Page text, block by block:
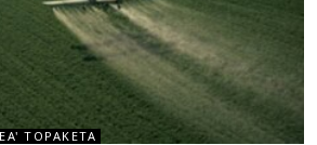
TOPAKETA